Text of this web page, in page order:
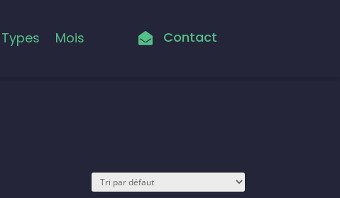
Types Mois  Contact